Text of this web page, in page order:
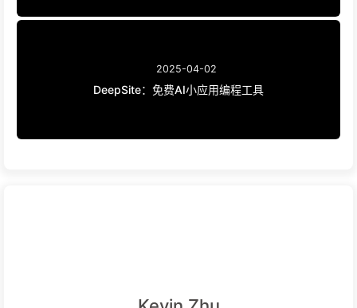
2025-04-02
DeepSite：免费AI小应用编程工具